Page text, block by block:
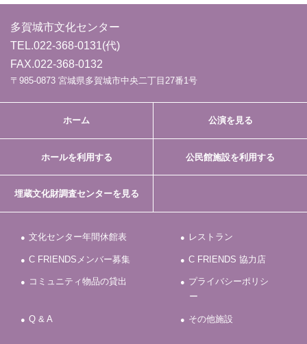
多賀城市文化センター
TEL.022-368-0131(代)
FAX.022-368-0132
〒985-0873 宮城県多賀城市中央二丁目27番1号
ホーム 公演を見る
ホールを利用する 公民館施設を利用する
埋蔵文化財調査センターを見る
文化センター年間休館表 レストラン
C FRIENDSメンバー募集 C FRIENDS 協力店
コミュニティ物品の貸出
プライバシーポリシ
ー
Q & A その他施設